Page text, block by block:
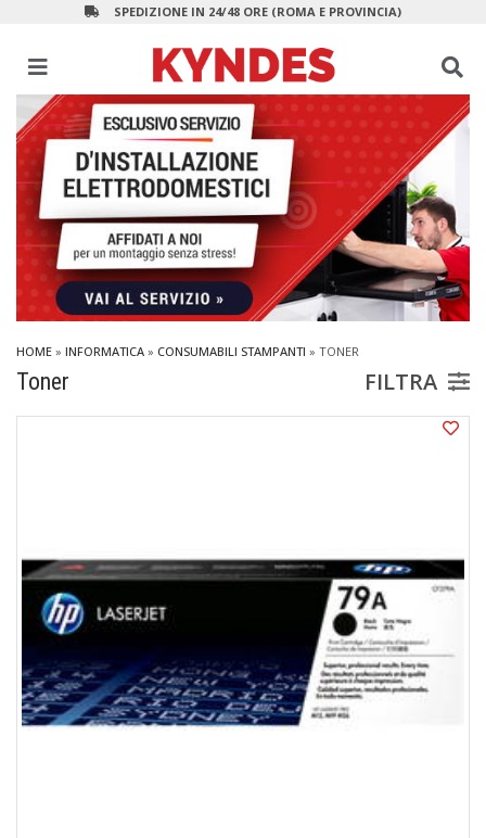
SPEDIZIONE IN 24/48 ORE (ROMA E PROVINCIA)
HOME » INFORMATICA » CONSUMABILI STAMPANTI » TONER
Toner FILTRA